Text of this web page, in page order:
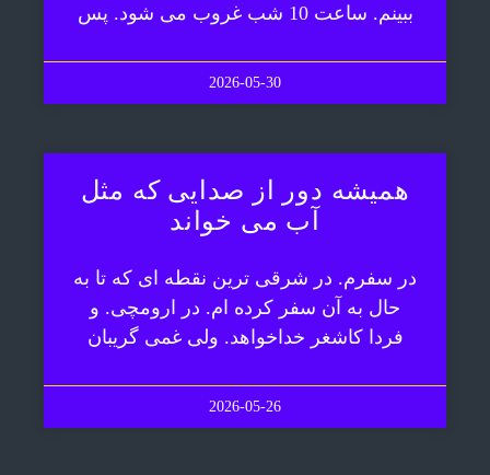
ببینم. ساعت 10 شب غروب می شود. پس
2026-05-30
همیشه دور از صدایی که مثل
آب می خواند
در سفرم. در شرقی ترین نقطه ای که تا به
حال به آن سفر کرده ام. در ارومچی. و
فردا کاشغر خداخواهد. ولی غمی گریبان
2026-05-26